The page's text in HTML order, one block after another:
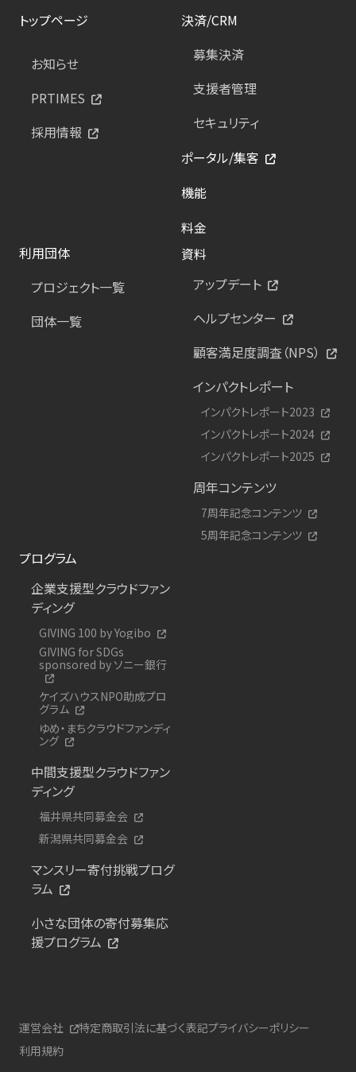
トップページ
お知らせ
PRTIMES
採用情報
決済/CRM
募集決済
支援者管理
セキュリティ
ポータル/集客
機能
料金
利用団体
プロジェクト一覧
団体一覧
資料
アップデート
ヘルプセンター
顧客満足度調査（NPS）
インパクトレポート
インパクトレポート2023
インパクトレポート2024
インパクトレポート2025
周年コンテンツ
7周年記念コンテンツ
5周年記念コンテンツ
プログラム
企業支援型クラウドファン
ディング
GIVING 100 by Yogibo
GIVING for SDGs
sponsored by ソニー銀行
ケイズハウスNPO助成プロ
グラム
ゆめ・まちクラウドファンディ
ング
中間支援型クラウドファン
ディング
福井県共同募金会
新潟県共同募金会
マンスリー寄付挑戦プログ
ラム
小さな団体の寄付募集応
援プログラム
運営会社 特定商取引法に基づく表記プライバシーポリシー
利用規約